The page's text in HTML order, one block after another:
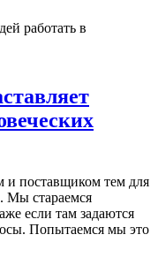
и поставщиком тем для
Мы стараемся
если там задаются
Попытаемся мы это